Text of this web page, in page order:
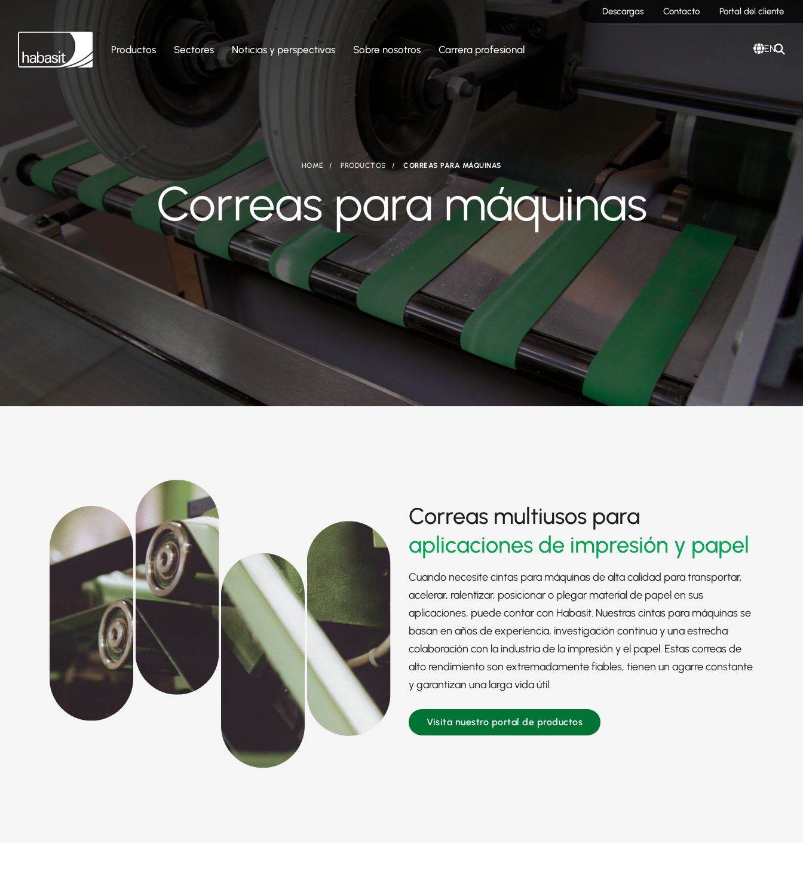
Descargas Contacto Portal del cliente
Productos Sectores Noticias y perspectivas Sobre nosotros Carrera profesional EN
HOME PRODUCTOS CORREAS PARA MÁQUINAS
Correas para máquinas
Correas multiusos para
aplicaciones de impresión y papel
Cuando necesite cintas para máquinas de alta calidad para transportar,
acelerar, ralentizar, posicionar o plegar material de papel en sus
aplicaciones, puede contar con Habasit. Nuestras cintas para máquinas se
basan en años de experiencia, investigación continua y una estrecha
colaboración con la industria de la impresión yel papel. Estas correas de
alto rendimiento son extremadamente fiables, tienen un agarre constante
y garantizan una larga vida útil.
Visita nuestro portal de productos